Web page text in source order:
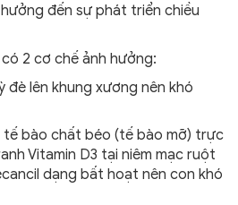
đến sự phát triển chiều
2 cơ chế ảnh hưởng:
đè lên khung xương nên khó
tế bào chất béo (tế bào mỡ) trực
Vitamin D3 tại niêm mạc ruột
dạng bất hoạt nên con khó